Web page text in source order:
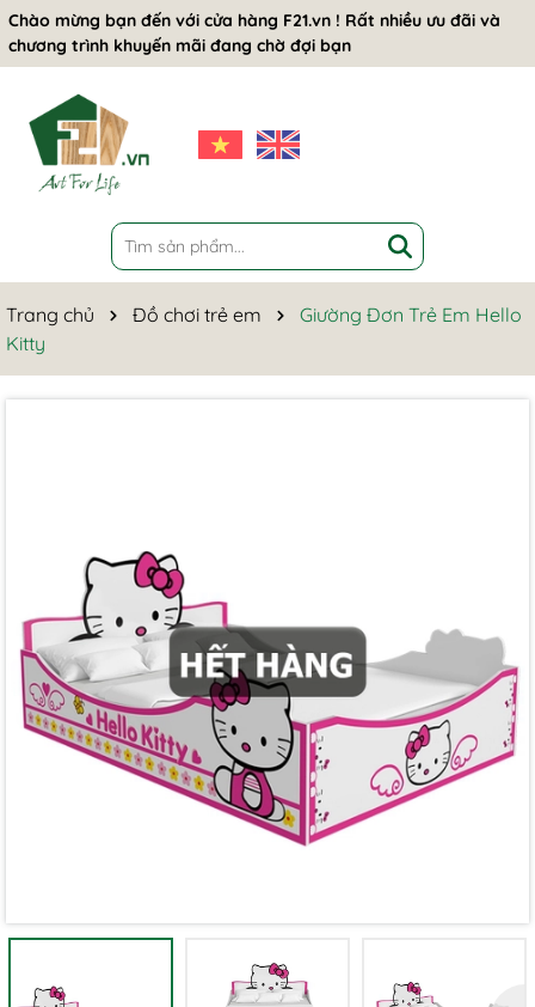
Chào mừng bạn đến với cửa hàng F21.vn ! Rất nhiều ưu đãi và
chương trình khuyến mãi đang chờ đợi bạn
Trang chủ Đồ chơi trẻ em
Giường Đơn Trẻ Em Hello
Kitty
Mã giảm giá:
Ngày hết hạn: